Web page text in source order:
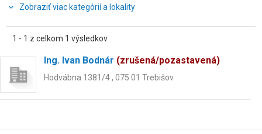
Zobraziť viac kategórií a lokality
1 - 1 z celkom 1 výsledkov
Ing. Ivan Bodnár (zrušená/pozastavená)
Hodvábna 1381/4 , 075 01 Trebišov